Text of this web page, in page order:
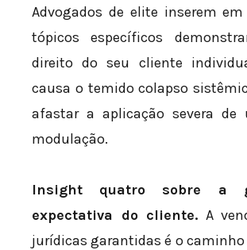
Advogados de elite inserem
tópicos específicos
direito do seu cliente
causa o temido colapso
afastar a aplicação severa de
modulação.
Insight quatro sobre a
expectativa do cliente. A
jurídicas garantidas é o